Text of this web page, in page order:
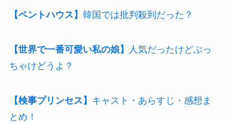
【ペントハウス】 韓国では批判殺到だった？
【世界で一番可愛い私の娘】
人気だったけどぶっ
ちゃけどうよ？
【検事プリンセス】 キャスト・あらすじ・感想ま
とめ！